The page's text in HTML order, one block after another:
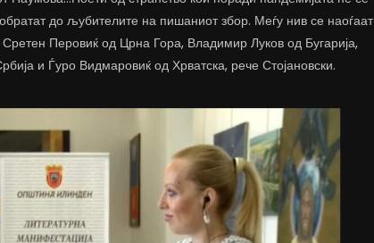
до љубителите на пишаниот збор. Меѓу нив се наоѓаат
Перовиќ од Црна Гора, Владимир Луков од Бугарија,
и Ѓуро Видмаровиќ од Хрватска, рече Стојановски.